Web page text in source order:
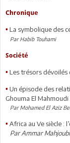
Chronique
• La symbolique des
Par Habib Touhami
Société
• Les trésors dévoilés
• Un épisode des
Ghouma El
Par Mohamed El Aziz
• Africa au Ve siècle :
Par Ammar Mahjoubi